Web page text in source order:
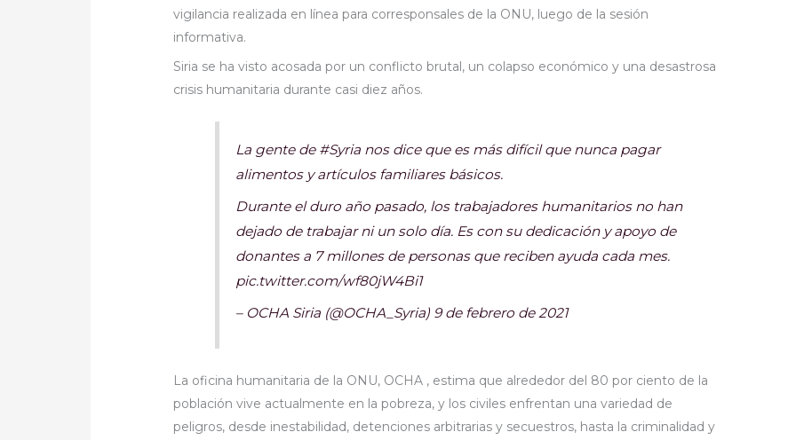
vigilancia realizada en línea para corresponsales de la ONU, luego de la sesión
informativa.
Siria se ha visto acosada por un conflicto brutal, un colapso económico y una desastrosa
crisis humanitaria durante casi diez años.
La gente de #Syria nos dice que es más difícil que nunca pagar
alimentos y artículos familiares básicos.
Durante el duro año pasado, los trabajadores humanitarios no han
dejado de trabajar ni un solo día. Es con su dedicación y apoyo de
donantes a 7 millones de personas que reciben ayuda cada mes.
pic.twitter.com/wf80jW4Bi1
– OCHA Siria (@OCHA_Syria) 9 de febrero de 2021
La oficina humanitaria de la ONU, OCHA , estima que alrededor del 80 por ciento de la
población vive actualmente en la pobreza, y los civiles enfrentan una variedad de
peligros, desde inestabilidad, detenciones arbitrarias y secuestros, hasta la criminalidad y